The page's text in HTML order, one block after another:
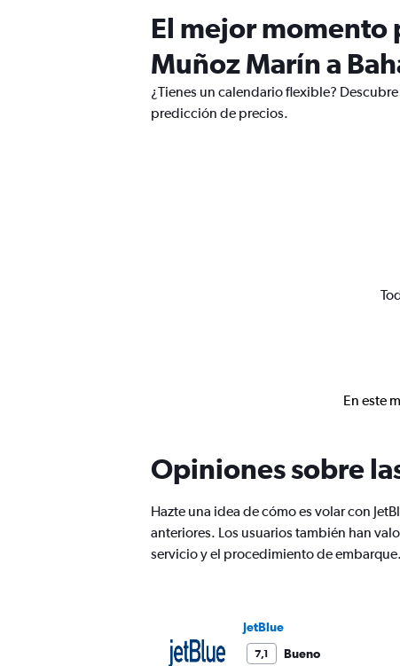
El mejor momento
Muñoz Marín a
¿Tienes un calendario flexible?
predicción de precios.
En este
Opiniones sobre
Hazte una idea de cómo es volar con
anteriores. Los usuarios también han
servicio y el procedimiento de embarque.
JetBlue
7,1 Bueno